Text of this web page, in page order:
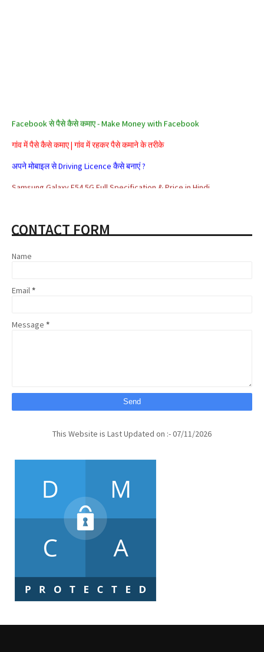
Facebook से पैसे कैसे कमाए - Make Money with Facebook
गांव में पैसे कैसे कमाए | गांव में रहकर पैसे कमाने के तरीके
अपने मोबाइल से Driving Licence कैसे बनाएं ?
Samsung Galaxy F54 5G Full Specification & Price in Hindi
सरकार के ये 5 जरूरी ऐप जो हैं आपके बड़े काम के
Share Market क्या है | Share Market से पैसे कैसे कमाए
CONTACT FORM
Name
Email *
Message *
This Website is Last Updated on :- 07/11/2026